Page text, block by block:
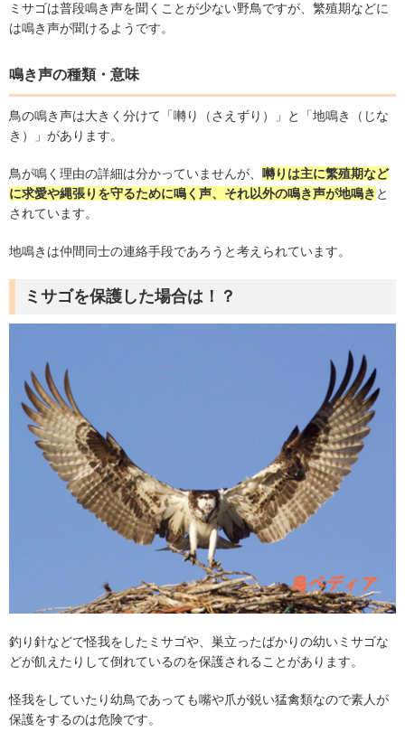
ミサゴは普段鳴き声を聞くことが少ない野鳥ですが、繁殖期などに
は鳴き声が聞けるようです。
鳴き声の種類・意味
鳥の鳴き声は大きく分けて「囀り（さえずり）」と「地鳴き（じな
き）」があります。
鳥が鳴く理由の詳細は分かっていませんが、 囀りは主に繁殖期など
に求愛や縄張りを守るために鳴く声、それ以外の鳴き声が地鳴き と
されています。
地鳴きは仲間同士の連絡手段であろうと考えられています。
ミサゴを保護した場合は！？
釣り針などで怪我をしたミサゴや、巣立ったばかりの幼いミサゴな
どが飢えたりして倒れているのを保護されることがあります。
怪我をしていたり幼鳥であっても嘴や爪が鋭い猛禽類なので素人が
保護をするのは危険です。